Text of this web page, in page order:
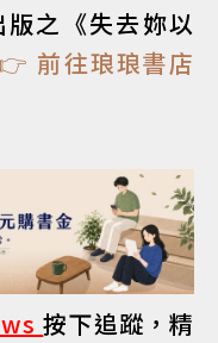
版之《失去妳以
👉 前往琅琅書店
按下追蹤，精